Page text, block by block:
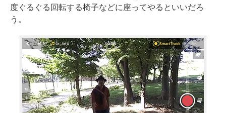
度ぐるぐる回転する椅子などに座ってやるといいだろ
う。